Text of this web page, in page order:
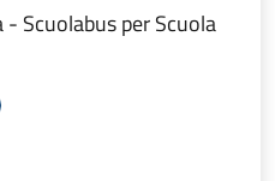
Scuolabus per Scuola